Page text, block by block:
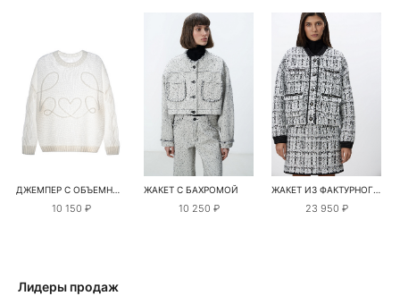
ДЖЕМПЕР С ОБЪЕМНЫМ ДЕКОРОМ
10 150 ₽
ЖАКЕТ С БАХРОМОЙ
10 250 ₽
ЖАКЕТ ИЗ ФАКТУРНОГО ТВИДА
23 950 ₽
Лидеры продаж